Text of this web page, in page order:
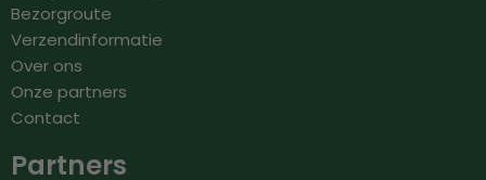
Bezorgroute
Verzendinformatie
Over ons
Onze partners
Contact
Partners